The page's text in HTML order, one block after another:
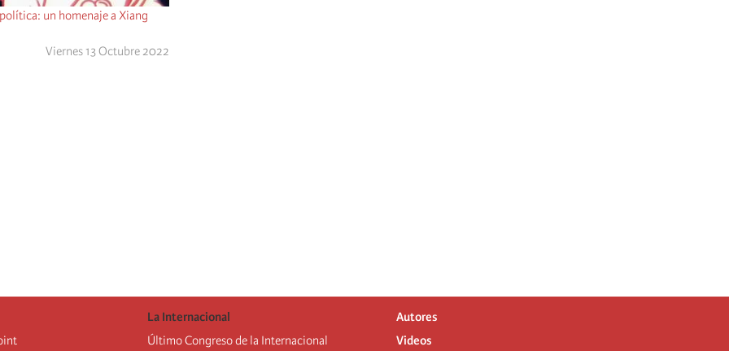
un homenaje a Xiang
Viernes 13 Octubre 2022
La Internacional
Último Congreso de la Internacional
Autores
Videos